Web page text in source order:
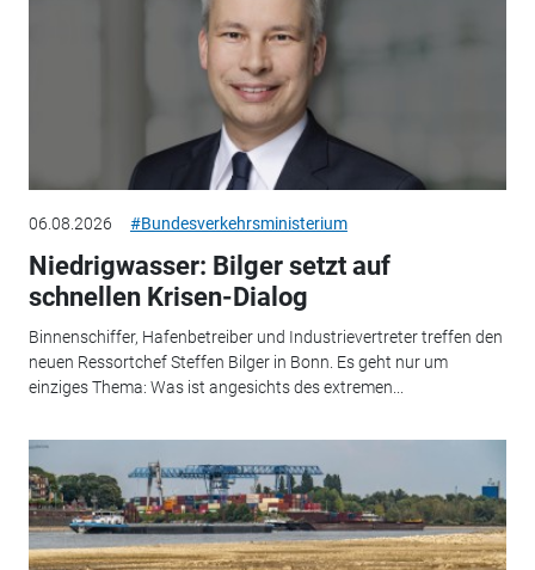
06.08.2026 #Bundesverkehrsministerium
Niedrigwasser: Bilger setzt auf
schnellen Krisen-Dialog
Binnenschiffer, Hafenbetreiber und Industrievertreter treffen den
neuen Ressortchef Steffen Bilger in Bonn. Es geht nur um
einziges Thema: Was ist angesichts des extremen...